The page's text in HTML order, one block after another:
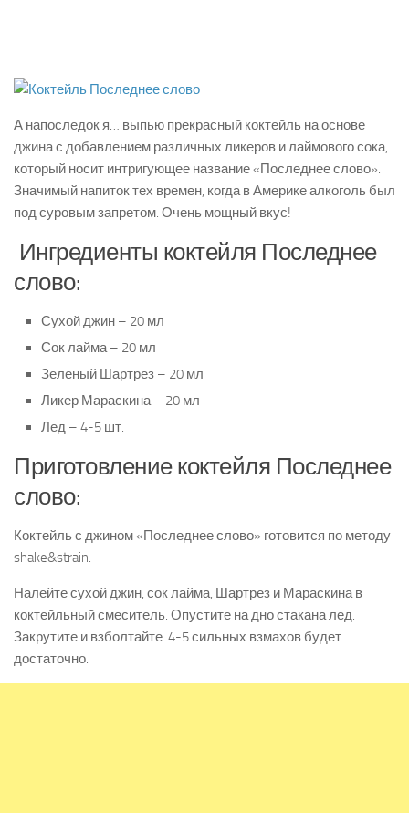
А напоследок я… выпью прекрасный коктейль на основе
джина с добавлением различных ликеров и лаймового сока,
который носит интригующее название «Последнее слово».
Значимый напиток тех времен, когда в Америке алкоголь был
под суровым запретом. Очень мощный вкус!
Ингредиенты коктейля Последнее
слово:
Сухой джин – 20 мл
Сок лайма – 20 мл
Зеленый Шартрез – 20 мл
Ликер Мараскина – 20 мл
Лед – 4-5 шт.
Приготовление коктейля Последнее
слово:
Коктейль с джином «Последнее слово» готовится по методу
shake&strain.
Налейте сухой джин, сок лайма, Шартрез и Мараскина в
коктейльный смеситель. Опустите на дно стакана лед.
Закрутите и взболтайте. 4-5 сильных взмахов будет
достаточно.